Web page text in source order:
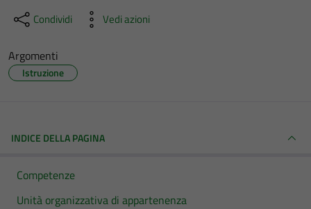
Condividi Vedi azioni
Argomenti
Istruzione
INDICE DELLA PAGINA
Competenze
Unità organizzativa di appartenenza